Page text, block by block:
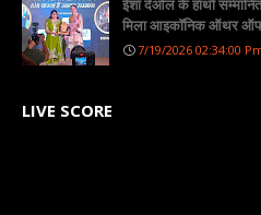
ईशा देओल के हाथों
मिला आइकॉनिक ऑथर ऑफ
7/19/2026 02:34:00
LIVE SCORE